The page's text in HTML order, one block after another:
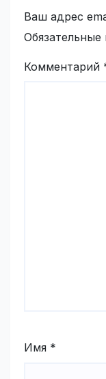
Ваш адрес
Комментарий
Имя *